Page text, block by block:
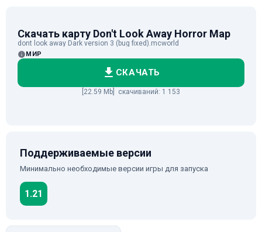
Скачать карту Don't Look Away Horror Map
dont look away Dark version 3 (bug fixed).mcworld
МИР
СКАЧАТЬ
[22.59 Mb] скачиваний: 1 153
Поддерживаемые версии
Минимально необходимые версии игры для запуска
1.21